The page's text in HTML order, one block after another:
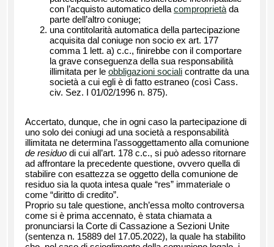
con l’acquisto automatico della comproprietà da
parte dell’altro coniuge;
una contitolarità automatica della partecipazione
acquisita dal coniuge non socio ex art. 177
comma 1 lett. a) c.c., finirebbe con il comportare
la grave conseguenza della sua responsabilità
illimitata per le obbligazioni sociali contratte da una
società a cui egli è di fatto estraneo (così Cass.
civ. Sez. I 01/02/1996 n. 875).
Accertato, dunque, che in ogni caso la partecipazione di
uno solo dei coniugi ad una società a responsabilità
illimitata ne determina l’assoggettamento alla comunione
de residuo di cui all’art. 178 c.c., si può adesso ritornare
ad affrontare la precedente questione, ovvero quella di
stabilire con esattezza se oggetto della comunione de
residuo sia la quota intesa quale “res” immateriale o
come “diritto di credito”.
Proprio su tale questione, anch’essa molto controversa
come si è prima accennato, è stata chiamata a
pronunciarsi la Corte di Cassazione a Sezioni Unite
(sentenza n. 15889 del 17.05.2022), la quale ha stabilito